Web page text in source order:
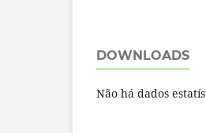
DOWNLOADS
Não há dados